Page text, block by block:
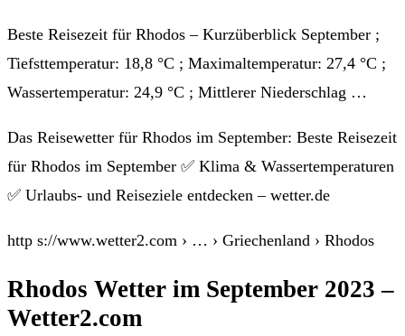
Beste Reisezeit für Rhodos – Kurzüberblick September ;
Tiefsttemperatur: 18,8 °C ; Maximaltemperatur: 27,4 °C ;
Wassertemperatur: 24,9 °C ; Mittlerer Niederschlag …
Das Reisewetter für Rhodos im September: Beste Reisezeit
für Rhodos im September ✅ Klima & Wassertemperaturen
✅ Urlaubs- und Reiseziele entdecken – wetter.de
http s://www.wetter2.com › … › Griechenland › Rhodos
Rhodos Wetter im September 2023 –
Wetter2.com